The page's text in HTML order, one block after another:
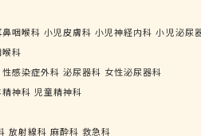
咽喉科 小児皮膚科 小児神経内科 小児泌尿
喉科
性感染症外科 泌尿器科 女性泌尿器科
神科 児童精神科
放射線科 麻酔科 救急科